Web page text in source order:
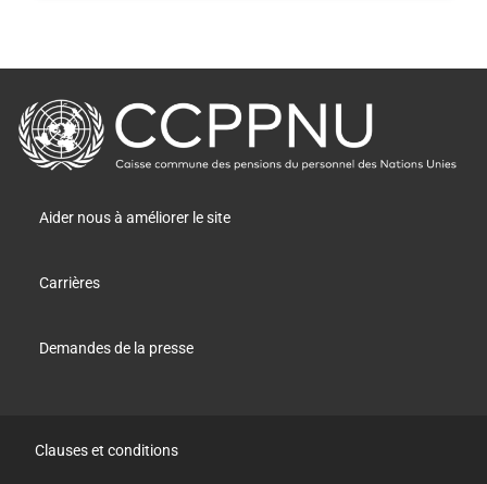
retour
à
la
principale
Aider nous à améliorer le site
Carrières
Demandes de la presse
Clauses et conditions